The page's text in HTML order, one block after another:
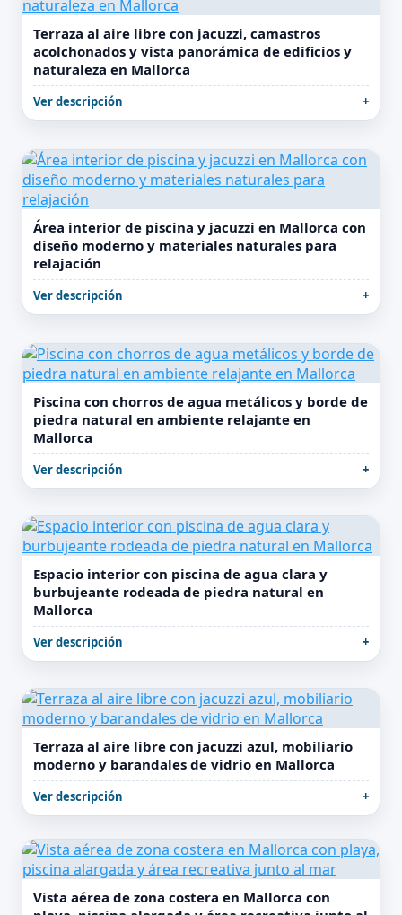
Terraza al aire libre con jacuzzi, camastros
acolchonados y vista panorámica de edificios y
naturaleza en Mallorca
Ver descripción
Área interior de piscina y jacuzzi en Mallorca con
diseño moderno y materiales naturales para
relajación
Ver descripción
Piscina con chorros de agua metálicos y borde de
piedra natural en ambiente relajante en
Mallorca
Ver descripción
Espacio interior con piscina de agua clara y
burbujeante rodeada de piedra natural en
Mallorca
Ver descripción
Terraza al aire libre con jacuzzi azul, mobiliario
moderno y barandales de vidrio en Mallorca
Ver descripción
Vista aérea de zona costera en Mallorca con